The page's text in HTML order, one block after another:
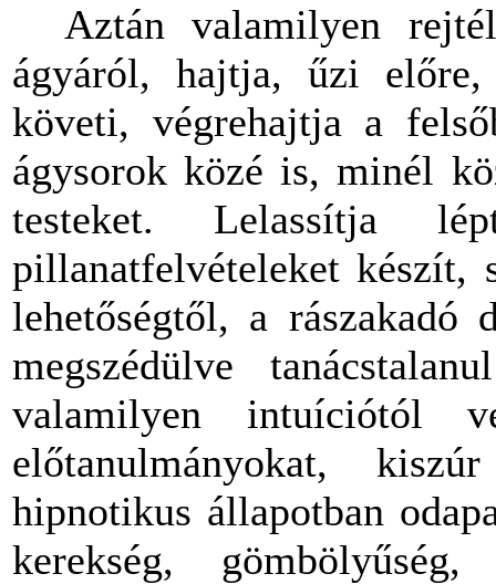
Aztán valamilyen
ágyáról, hajtja, űzi előre,
követi, végrehajtja a
ágysorok közé is, minél
testeket. Lelassítja
pillanatfelvételeket készít,
lehetőségtől, a rászakadó
megszédülve
valamilyen intuíciótól
előtanulmányokat,
hipnotikus állapotban
kerekség,